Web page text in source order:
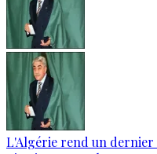
L'Algérie rend un dernier